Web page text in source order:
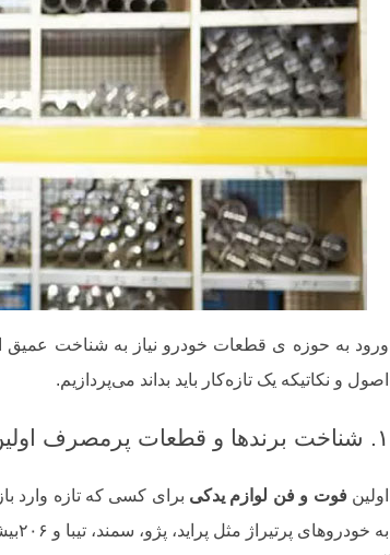
ورود به حوزه ی قطعات خودرو نیاز به شناخت عمیق
اصول و نکاتیکه یک تازه‌کار باید بداند می‌پردازیم.
۱. شناخت برندها و قطعات پرمصرف اولین فوت لوازم یدکی
اولین فوت و فن لوازم یدکی برای کسی که تازه وارد
به